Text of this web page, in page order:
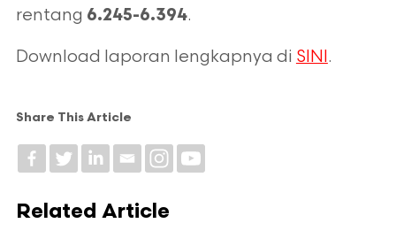
rentang 6.245-6.394.
Download laporan lengkapnya di SINI.
Share This Article
Related Article